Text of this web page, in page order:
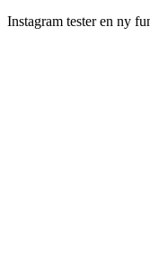
Instagram tester en ny